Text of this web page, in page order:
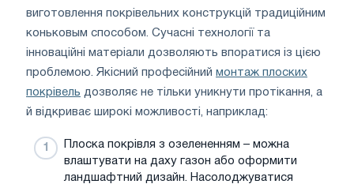
виготовлення покрівельних конструкцій традиційним
коньковым способом. Сучасні технології та
інноваційні матеріали дозволяють впоратися із цією
проблемою. Якісний професійний монтаж плоских
покрівель дозволяє не тільки уникнути протікання, а
й відкриває широкі можливості, наприклад:
Плоска покрівля з озелененням – можна
влаштувати на даху газон або оформити
ландшафтний дизайн. Насолоджуватися